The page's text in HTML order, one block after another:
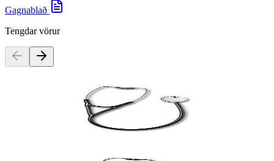
Gagnablað
Tengdar vörur
Erka hlustunarpípa, Classic